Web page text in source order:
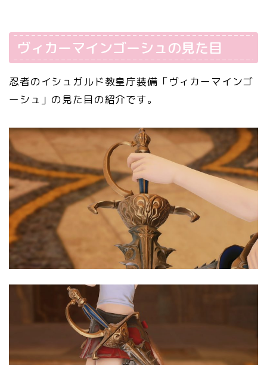
ヴィカーマインゴーシュの見た目
忍者のイシュガルド教皇庁装備「ヴィカーマインゴ
ーシュ」の見た目の紹介です。